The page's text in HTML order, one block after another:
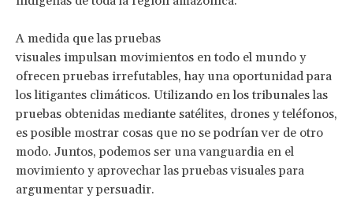
A medida que las pruebas
visuales impulsan movimientos en todo el mundo y
ofrecen pruebas irrefutables, hay una oportunidad para
los litigantes climáticos. Utilizando en los tribunales las
pruebas obtenidas mediante satélites, drones y teléfonos,
es posible mostrar cosas que no se podrían ver de otro
modo. Juntos, podemos ser una vanguardia en el
movimiento y aprovechar las pruebas visuales para
argumentar y persuadir.